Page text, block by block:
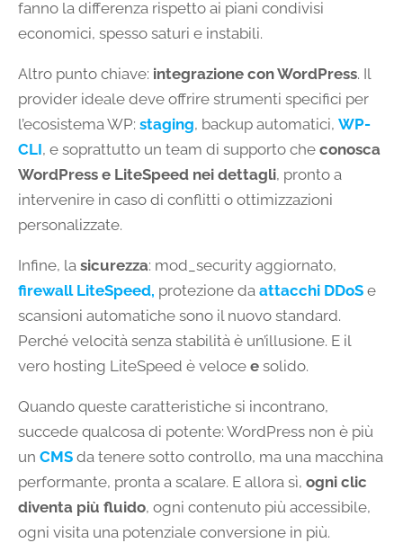
fanno la differenza rispetto ai piani condivisi
economici, spesso saturi e instabili.
Altro punto chiave: integrazione con WordPress. Il
provider ideale deve offrire strumenti specifici per
l’ecosistema WP: staging, backup automatici, WP-
CLI, e soprattutto un team di supporto che conosca
WordPress e LiteSpeed nei dettagli, pronto a
intervenire in caso di conflitti o ottimizzazioni
personalizzate.
Infine, la sicurezza: mod_security aggiornato,
firewall LiteSpeed, protezione da attacchi DDoS e
scansioni automatiche sono il nuovo standard.
Perché velocità senza stabilità è un’illusione. E il
vero hosting LiteSpeed è veloce e solido.
Quando queste caratteristiche si incontrano,
succede qualcosa di potente: WordPress non è più
un CMS da tenere sotto controllo, ma una macchina
performante, pronta a scalare. E allora sì, ogni clic
diventa più fluido, ogni contenuto più accessibile,
ogni visita una potenziale conversione in più.